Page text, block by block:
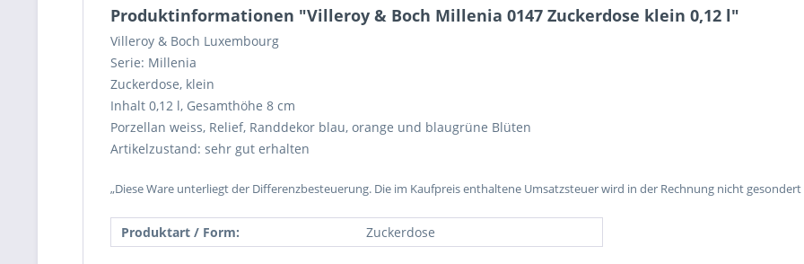
Produktinformationen "Villeroy & Boch Millenia 0147 Zuckerdose klein 0,12 l"
Villeroy & Boch Luxembourg
Serie: Millenia
Zuckerdose, klein
Inhalt 0,12 l, Gesamthöhe 8 cm
Porzellan weiss, Relief, Randdekor blau, orange und blaugrüne Blüten
Artikelzustand: sehr gut erhalten
„Diese Ware unterliegt der Differenzbesteuerung. Die im Kaufpreis enthaltene Umsatzsteuer wird in der Rechnung nicht gesondert
Produktart / Form: Zuckerdose